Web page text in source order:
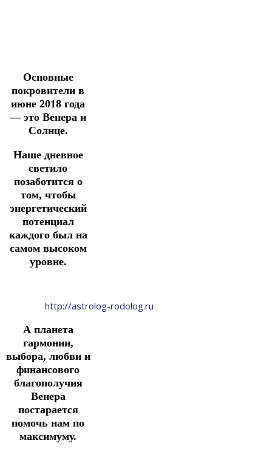
Основные
покровители в
июне 2018 года
— это Венера и
Солнце.
Наше дневное
светило
позаботится о
том, чтобы
энергетический
потенциал
каждого был на
самом высоком
уровне.
http://astrolog-rodolog.ru
А планета
гармонии,
выбора, любви и
финансового
благополучия
Венера
постарается
помочь нам по
максимуму.